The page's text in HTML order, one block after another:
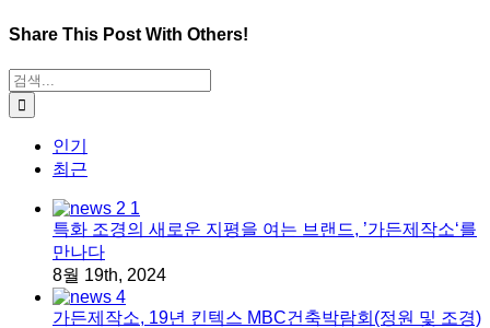
Share This Post With Others!
Facebook
X
Tumblr
Pinterest
이메일
검색:
인기
최근
특화 조경의 새로운 지평을 여는 브랜드, ’가든제작소‘를
만나다
8월 19th, 2024
가든제작소, 19년 킨텍스 MBC건축박람회(정원 및 조경)